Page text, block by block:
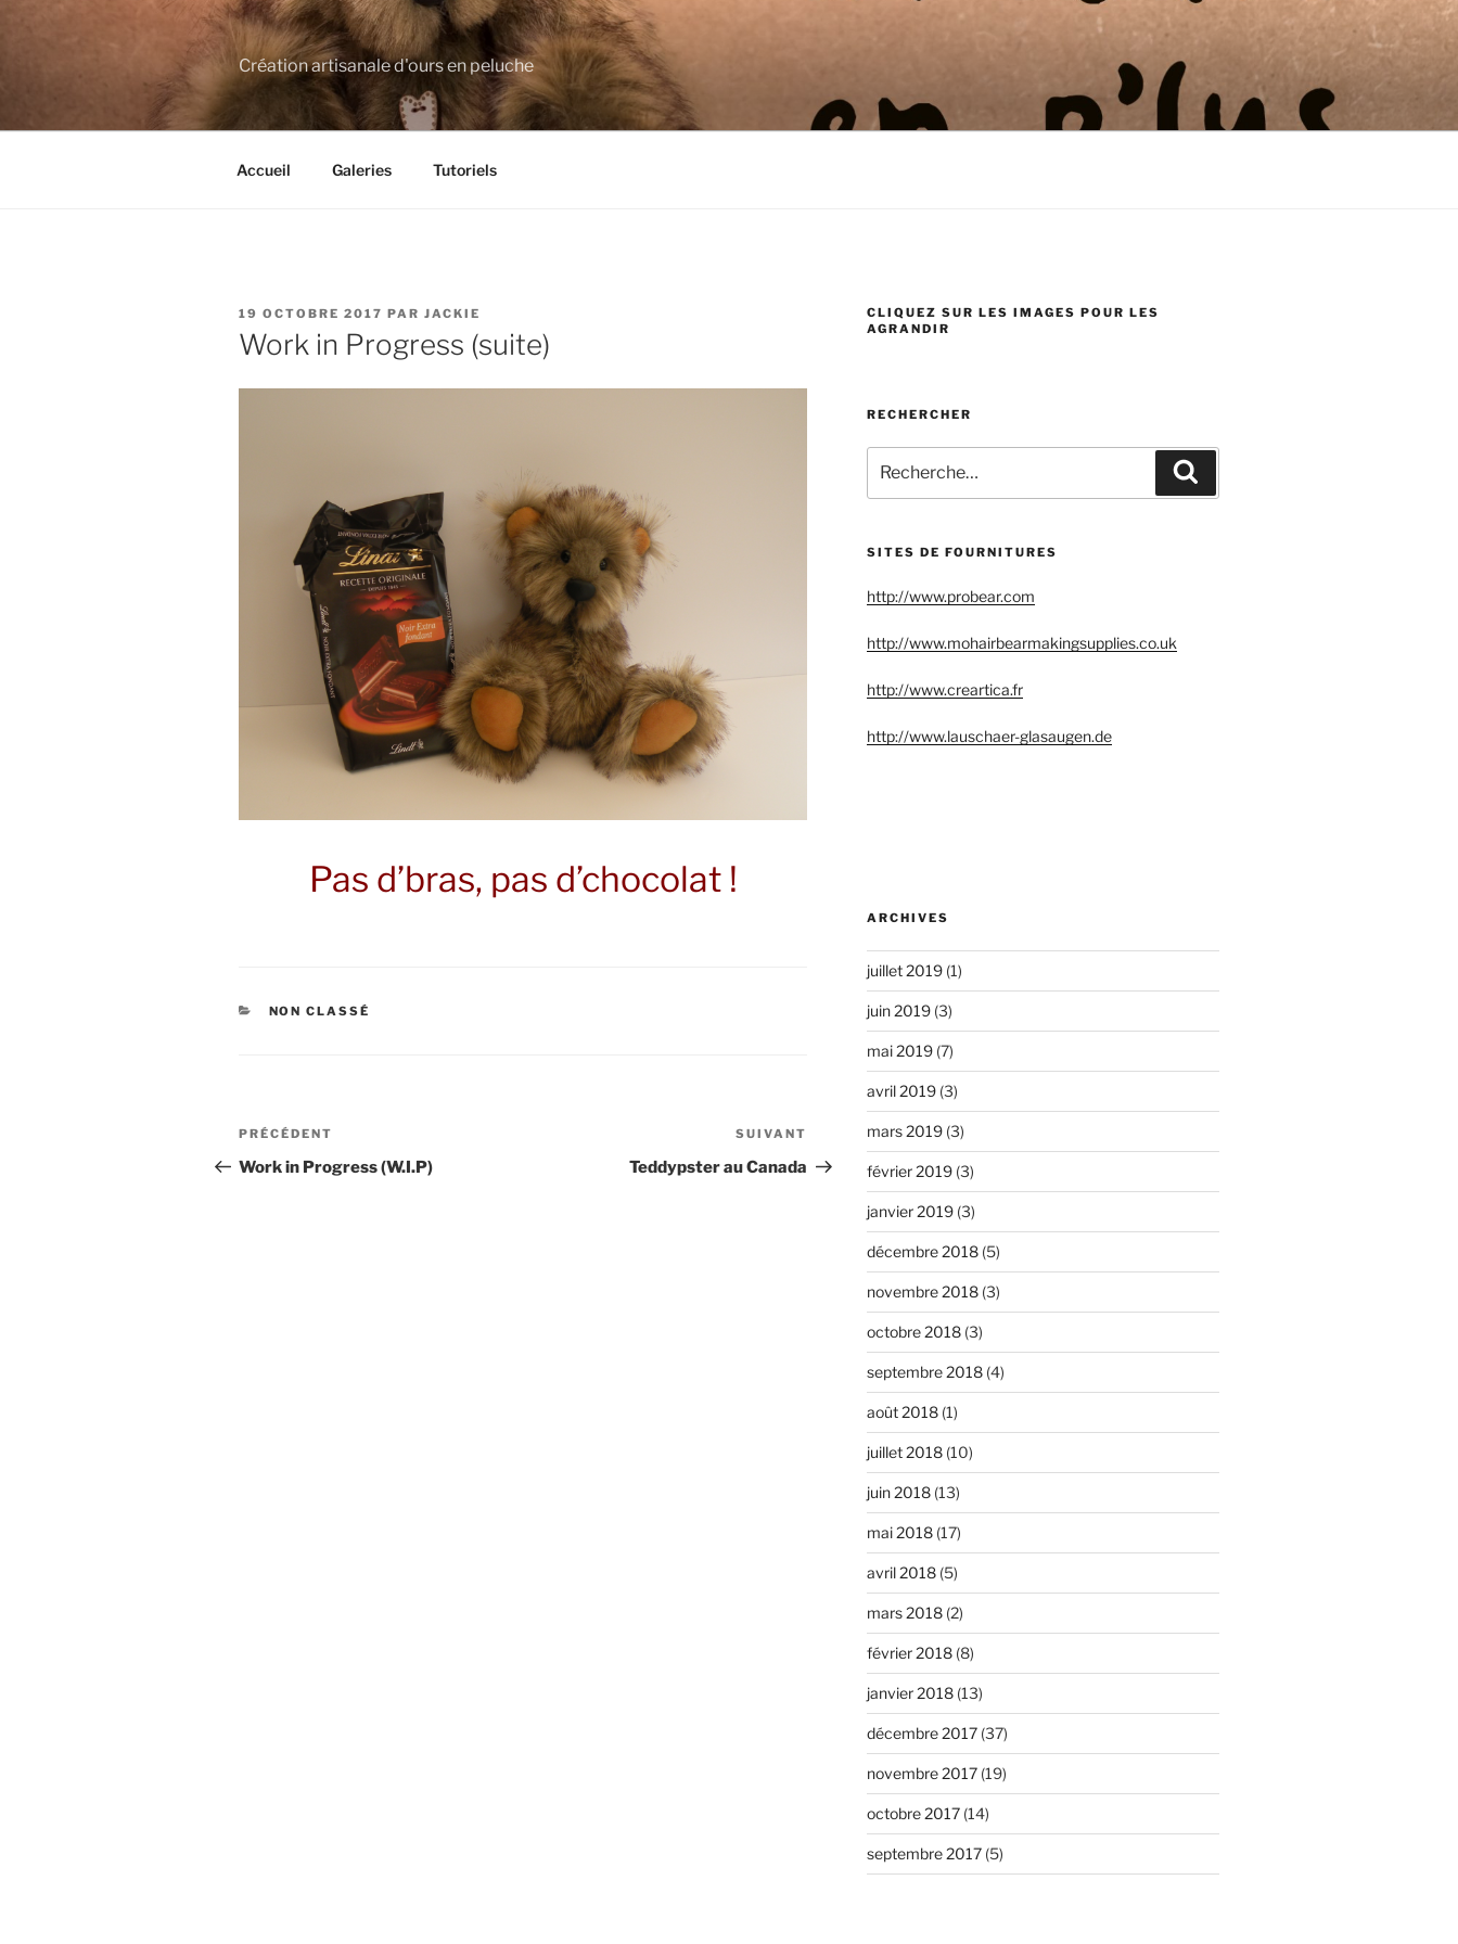
Création artisanale d'ours en peluche
Accueil Galeries Tutoriels
PUBLIÉ
LE
19 OCTOBRE 2017 PAR JACKIE
Work in Progress (suite)
Pas d’bras, pas d’chocolat !
CATÉGORIES
NON CLASSÉ
Navigation
de
Article
précédent
PRÉCÉDENT
Work in Progress (W.I.P)
suivant
SUIVANT
Teddypster au Canada
CLIQUEZ SUR LES IMAGES POUR LES
AGRANDIR
RECHERCHER
pour
SITES DE FOURNITURES
http://www.probear.com
http://www.mohairbearmakingsupplies.co.uk
http://www.creartica.fr
http://www.lauschaer-glasaugen.de
ARCHIVES
juillet 2019(1)
juin 2019(3)
mai 2019(7)
avril 2019(3)
mars 2019(3)
février 2019(3)
janvier 2019(3)
décembre 2018(5)
novembre 2018(3)
octobre 2018(3)
septembre 2018(4)
août 2018(1)
juillet 2018(10)
juin 2018(13)
mai 2018(17)
avril 2018(5)
mars 2018(2)
février 2018(8)
janvier 2018(13)
décembre 2017(37)
novembre 2017(19)
octobre 2017(14)
septembre 2017(5)